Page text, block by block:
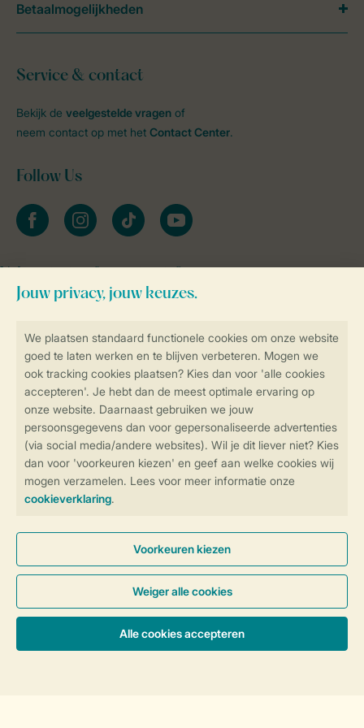
Controle over jouw gegevens &
privacy
Instellingen wijzigen
Veilig en snel online boeken
Veilige gegevensoverdracht
Veilige betaling
Service & contact
Bekijk de veelgestelde vragen of
neem contact op met het Contact Center.
Follow Us
facebookinstagramtiktok youtube
Betaalmogelijkheden